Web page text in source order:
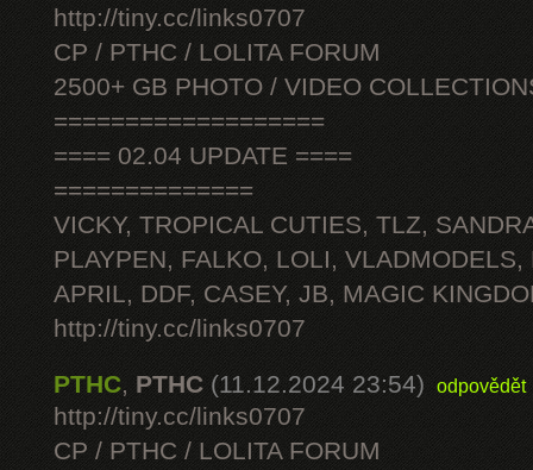
http://tiny.cc/links0707
CP / PTHC / LOLITA FORUM
2500+ GB PHOTO / VIDEO
===================
==== 02.04 UPDATE ====
==============
VICKY, TROPICAL CUTIES, TLZ,
PLAYPEN, FALKO, LOLI, VLADMODELS,
APRIL, DDF, CASEY, JB, MAGIC
http://tiny.cc/links0707
PTHC, PTHC (11.12.2024 23:54) odpovědět
http://tiny.cc/links0707
CP / PTHC / LOLITA FORUM